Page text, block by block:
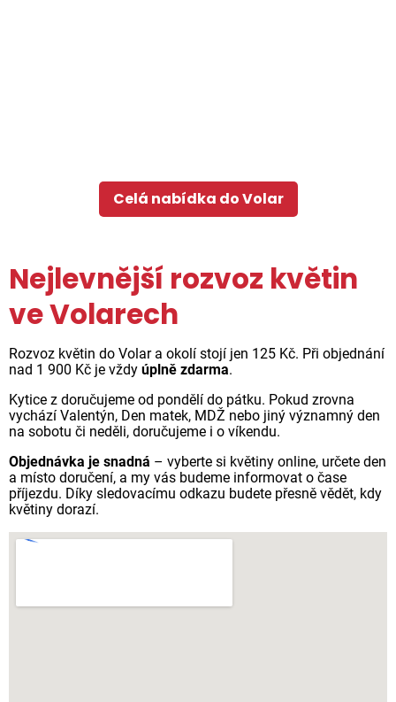
Celá nabídka do Volar
Nejlevnější rozvoz květin
ve Volarech
Rozvoz květin do Volar a okolí stojí jen 125 Kč. Při objednání
nad 1 900 Kč je vždy úplně zdarma.
Kytice z doručujeme od pondělí do pátku. Pokud zrovna
vychází Valentýn, Den matek, MDŽ nebo jiný významný den
na sobotu či neděli, doručujeme i o víkendu.
Objednávka je snadná – vyberte si květiny online, určete den
a místo doručení, a my vás budeme informovat o čase
příjezdu. Díky sledovacímu odkazu budete přesně vědět, kdy
květiny dorazí.